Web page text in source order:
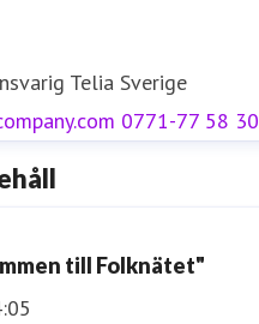
Telia Sverige
0771-77 58 30
till Folknätet"